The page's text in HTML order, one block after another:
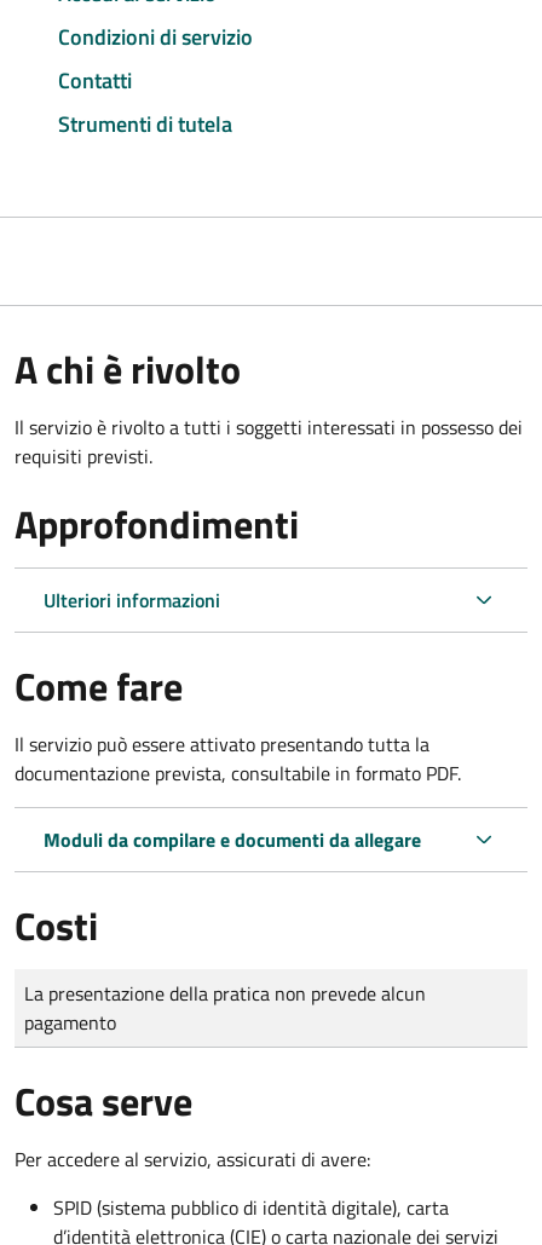
Condizioni di servizio
Contatti
Strumenti di tutela
A chi è rivolto
Il servizio è rivolto a tutti i soggetti interessati in possesso dei
requisiti previsti.
Approfondimenti
Ulteriori informazioni
Come fare
Il servizio può essere attivato presentando tutta la
documentazione prevista, consultabile in formato PDF.
Moduli da compilare e documenti da allegare
Costi
Tipo di pagamento
Importo
La presentazione della pratica non prevede alcun
pagamento
Cosa serve
Per accedere al servizio, assicurati di avere:
SPID (sistema pubblico di identità digitale), carta
d’identità elettronica (CIE) o carta nazionale dei servizi